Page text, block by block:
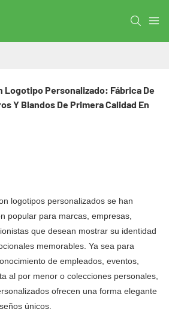
Logotipo Personalizado: Fábrica De
Y Blandos De Primera Calidad En
logotipos personalizados se han
popular para marcas, empresas,
que desean mostrar su identidad
memorables. Ya sea para
de empleados, eventos,
al por menor o colecciones personales,
ofrecen una forma elegante
únicos.